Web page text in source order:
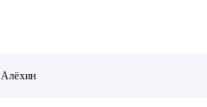
Алёхин